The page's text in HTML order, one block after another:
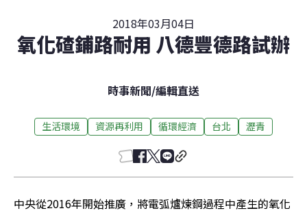
2018年03月04日
氧化碴鋪路耐用 八德豐德路試辦
時事新聞/編輯直送
生活環境 資源再利用 循環經濟 台北 瀝青
中央從2016年開始推廣，將電弧爐煉鋼過程中產生的氧化